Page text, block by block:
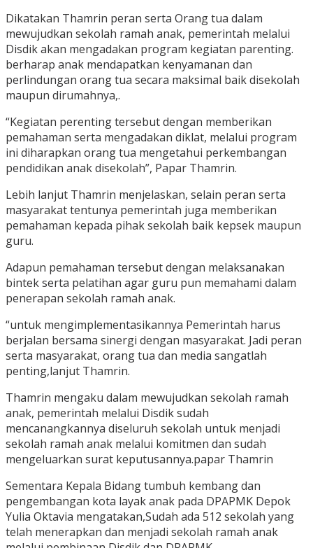
Dikatakan Thamrin peran serta Orang tua dalam
mewujudkan sekolah ramah anak, pemerintah melalui
Disdik akan mengadakan program kegiatan parenting.
berharap anak mendapatkan kenyamanan dan
perlindungan orang tua secara maksimal baik disekolah
maupun dirumahnya,.
“Kegiatan perenting tersebut dengan memberikan
pemahaman serta mengadakan diklat, melalui program
ini diharapkan orang tua mengetahui perkembangan
pendidikan anak disekolah”, Papar Thamrin.
Lebih lanjut Thamrin menjelaskan, selain peran serta
masyarakat tentunya pemerintah juga memberikan
pemahaman kepada pihak sekolah baik kepsek maupun
guru.
Adapun pemahaman tersebut dengan melaksanakan
bintek serta pelatihan agar guru pun memahami dalam
penerapan sekolah ramah anak.
“untuk mengimplementasikannya Pemerintah harus
berjalan bersama sinergi dengan masyarakat. Jadi peran
serta masyarakat, orang tua dan media sangatlah
penting,lanjut Thamrin.
Thamrin mengaku dalam mewujudkan sekolah ramah
anak, pemerintah melalui Disdik sudah
mencanangkannya diseluruh sekolah untuk menjadi
sekolah ramah anak melalui komitmen dan sudah
mengeluarkan surat keputusannya.papar Thamrin
Sementara Kepala Bidang tumbuh kembang dan
pengembangan kota layak anak pada DPAPMK Depok
Yulia Oktavia mengatakan,Sudah ada 512 sekolah yang
telah menerapkan dan menjadi sekolah ramah anak